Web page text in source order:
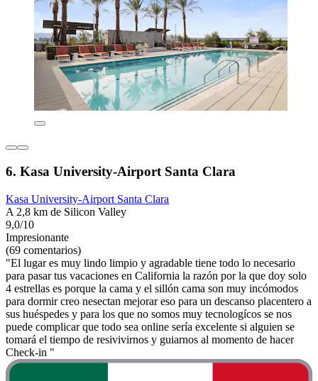
6. Kasa University-Airport Santa Clara
Kasa University-Airport Santa Clara
A 2,8 km de Silicon Valley
9,0/10
Impresionante
(69 comentarios)
"El lugar es muy lindo limpio y agradable tiene todo lo necesario
para pasar tus vacaciones en California la razón por la que doy solo
4 estrellas es porque la cama y el sillón cama son muy incómodos
para dormir creo nesectan mejorar eso para un descanso placentero a
sus huéspedes y para los que no somos muy tecnologícos se nos
puede complicar que todo sea online sería excelente si alguien se
tomará el tiempo de resivivirnos y guiarnos al momento de hacer
Check-in "